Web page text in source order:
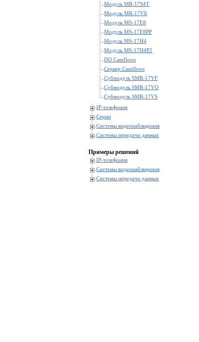
Модуль MR-17S4T
Модуль MR-17V8
Модуль MS-17E8
Модуль MS-17E8PP
Модуль MS-17H4
Модуль MS-17H4P2
ПО Camflows
Сервер Camflows
Субмодуль SMR-17VF
Субмодуль SMR-17VO
Субмодуль SMR-17VS
IP-телефония
Серии
Системы видеонаблюдения
Системы передачи данных
Примеры решений
IP-телефония
Системы видеонаблюдения
Системы передачи данных